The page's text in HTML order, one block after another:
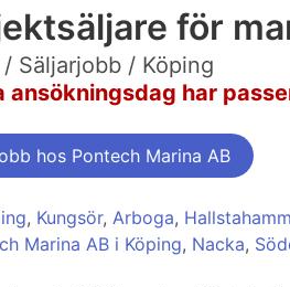
för
Säljarjobb / Köping
ansökningsdag har
hos Pontech Marina AB
, Kungsör, Arboga,
Marina AB i Köping, Nacka,